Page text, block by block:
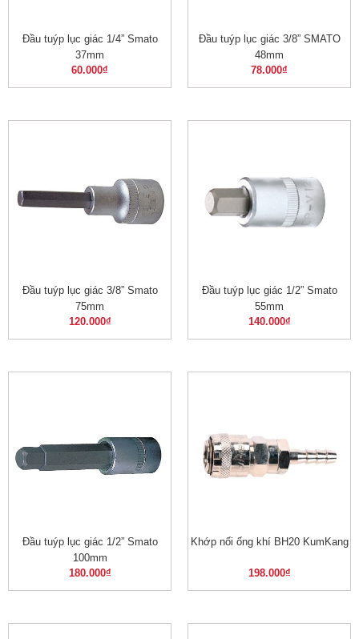
Đầu tuýp lục giác 1/4” Smato
37mm
60.000₫
Đầu tuýp lục giác 3/8” SMATO
48mm
78.000₫
Đầu tuýp lục giác 3/8” Smato
75mm
120.000₫
Đầu tuýp lục giác 1/2” Smato
55mm
140.000₫
Đầu tuýp lục giác 1/2” Smato
100mm
180.000₫
Khớp nối ống khí BH20 KumKang
198.000₫